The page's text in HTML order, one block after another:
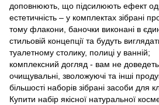
доповнюють, що підсилюють ефект
естетичність – у комплектах зібрані
тому флакони, баночки виконані в
стильовій концепції та будуть
туалетному столику, полиці у ванній;
комплексний догляд - вам не
очищувальні, зволожуючі та інші
більшості наборів зібрані засоби для
Купити набір якісної натуральної